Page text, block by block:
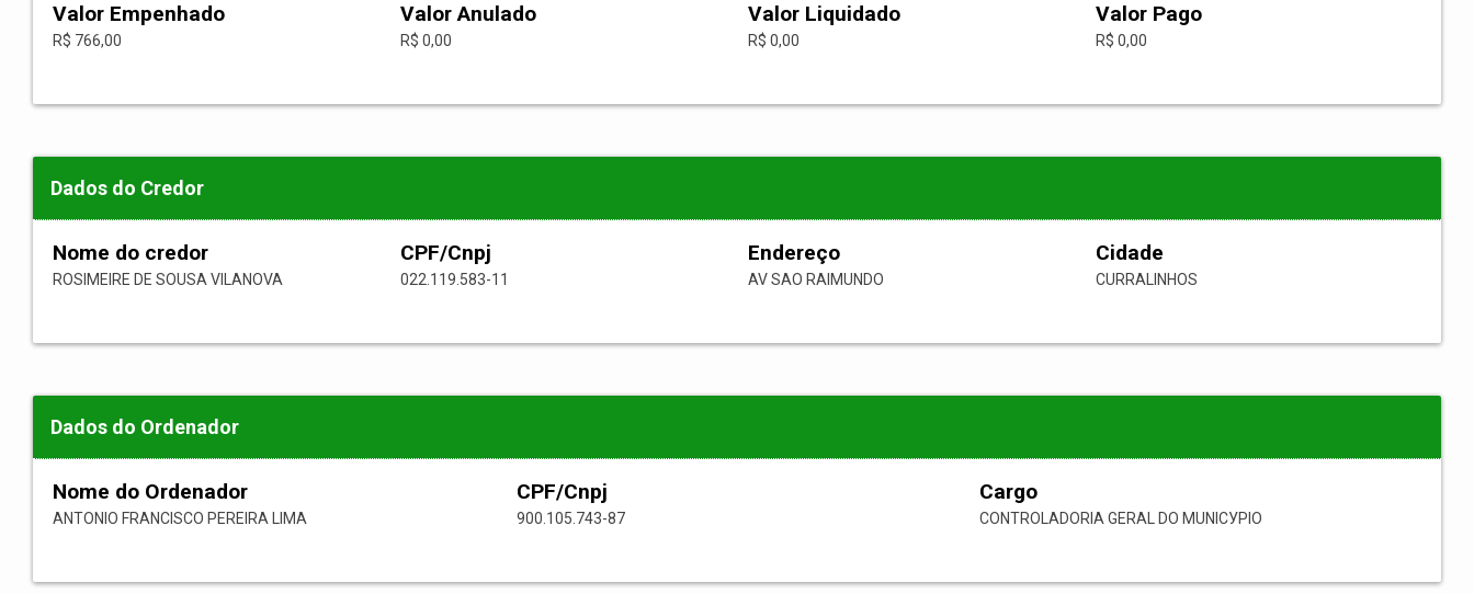
Valor Empenhado
R$ 766,00
Valor Anulado
R$ 0,00
Valor Liquidado
R$ 0,00
Valor Pago
R$ 0,00
Dados do Credor
Nome do credor
ROSIMEIRE DE SOUSA VILANOVA
CPF/Cnpj
022.119.583-11
Endereço
AV SAO RAIMUNDO
Cidade
CURRALINHOS
Dados do Ordenador
Nome do Ordenador
ANTONIO FRANCISCO PEREIRA LIMA
CPF/Cnpj
900.105.743-87
Cargo
CONTROLADORIA GERAL DO MUNICУPIO